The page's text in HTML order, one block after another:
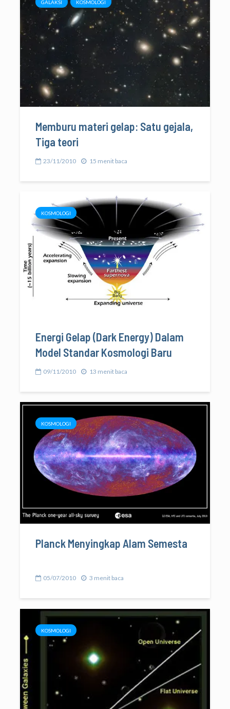
GALAKSI KOSMOLOGI
Memburu materi gelap: Satu gejala,
Tiga teori
23/11/2010 15 menit baca
KOSMOLOGI
Energi Gelap (Dark Energy) Dalam
Model Standar Kosmologi Baru
09/11/2010 13 menit baca
KOSMOLOGI
Planck Menyingkap Alam Semesta
05/07/2010 3 menit baca
KOSMOLOGI